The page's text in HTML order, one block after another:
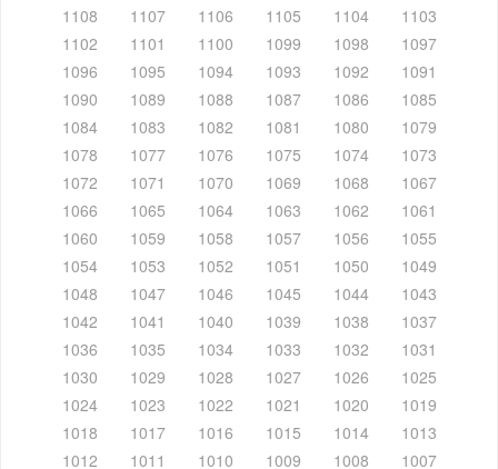
1108
1107 1106 1105 1104
1103
1102
1101 1100 1099 1098
1097
1096
1095 1094 1093 1092
1091
1090
1089 1088 1087 1086
1085
1084
1083 1082 1081 1080
1079
1078
1077 1076 1075 1074
1073
1072
1071 1070 1069 1068
1067
1066
1065 1064 1063 1062
1061
1060
1059 1058 1057 1056
1055
1054
1053 1052 1051 1050
1049
1048
1047 1046 1045 1044
1043
1042
1041 1040 1039 1038
1037
1036
1035 1034 1033 1032
1031
1030
1029 1028 1027 1026
1025
1024
1023 1022 1021 1020
1019
1018
1017 1016 1015 1014
1013
1012
1011 1010 1009 1008
1007